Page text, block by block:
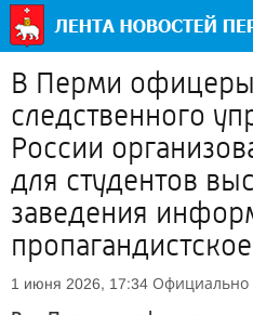
В Перми офицеры
следственного
России
для студентов
заведения
1 июня 2026, 17:34 Официально